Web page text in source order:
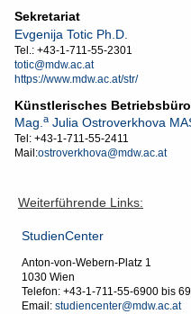
Sekretariat
Evgenija Totic Ph.D.
Tel.: +43-1-711-55-2301
totic@mdw.ac.at
https://www.mdw.ac.at/str/
Künstlerisches Betriebsbüro
Mag. a Julia Ostroverkhova
Tel: +43-1-711-55-2411
Mail:ostroverkhova@mdw.ac.at
Weiterführende Links:
StudienCenter
Anton-von-Webern-Platz 1
1030 Wien
Telefon: +43-1-711-55-6900 bis
Email: studiencenter@mdw.ac.at